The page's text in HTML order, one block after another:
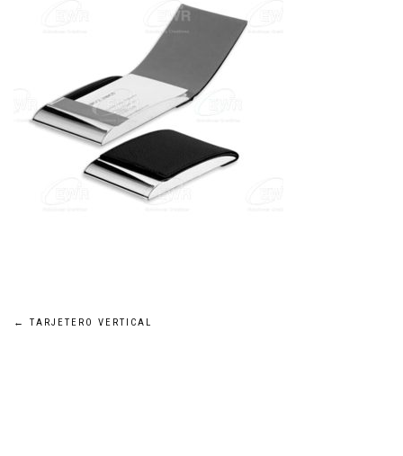
Navegación
← TARJETERO VERTICAL